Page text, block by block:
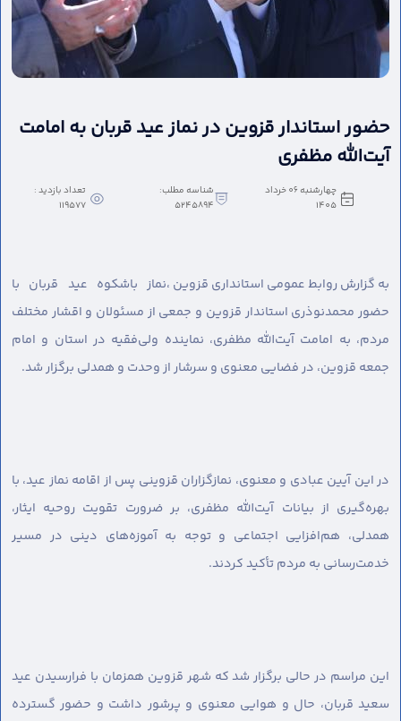
حضور استاندار قزوین در نماز عید قربان به امامت
آیت‌الله مظفری
چهارشنبه 06 خرداد
1405
شناسه مطلب:
5245894
تعداد بازدید :
119577
به گزارش روابط عمومی استانداری قزوین ،نماز باشکوه عید قربان با
حضور محمدنوذری استاندار قزوین و جمعی از مسئولان و اقشار مختلف
مردم، به امامت آیت‌الله مظفری، نماینده ولی‌فقیه در استان و امام
جمعه قزوین، در فضایی معنوی و سرشار از وحدت و همدلی برگزار شد.
در این آیین عبادی و معنوی، نمازگزاران قزوینی پس از اقامه نماز عید، با
بهره‌گیری از بیانات آیت‌الله مظفری، بر ضرورت تقویت روحیه ایثار،
همدلی، هم‌افزایی اجتماعی و توجه به آموزه‌های دینی در مسیر
خدمت‌رسانی به مردم تأکید کردند.
این مراسم در حالی برگزار شد که شهر قزوین همزمان با فرارسیدن عید
سعید قربان، حال و هوایی معنوی و پرشور داشت و حضور گسترده